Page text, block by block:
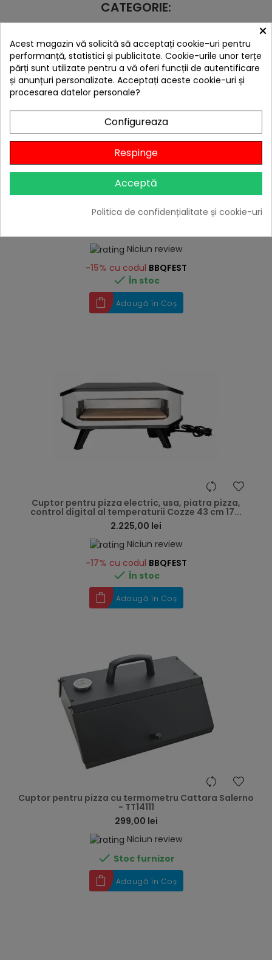
CATEGORIE:
Cuptor traditional pe lemne Maximus Arena negru
Niciun review
-15% cu codul BBQFEST
 În stoc
Adaugă în Coș
Cuptor pentru pizza electric, usa, piatra pizza,
control digital al temperaturii Cozze 43 cm 17...
2.225,00 lei
Niciun review
-17% cu codul BBQFEST
 În stoc
Adaugă în Coș
Cuptor pentru pizza cu termometru Cattara Salerno
- TT14111
299,00 lei
Niciun review
 Stoc furnizor
Adaugă în Coș
×
Acest magazin vă solicită să acceptați cookie-uri pentru
performanță, statistici și publicitate. Cookie-urile unor terțe
părți sunt utilizate pentru a vă oferi funcții de autentificare
și anunțuri personalizate. Acceptați aceste cookie-uri și
procesarea datelor personale?
Configureaza
Respinge
Acceptă
Politica de confidențialitate și cookie-uri